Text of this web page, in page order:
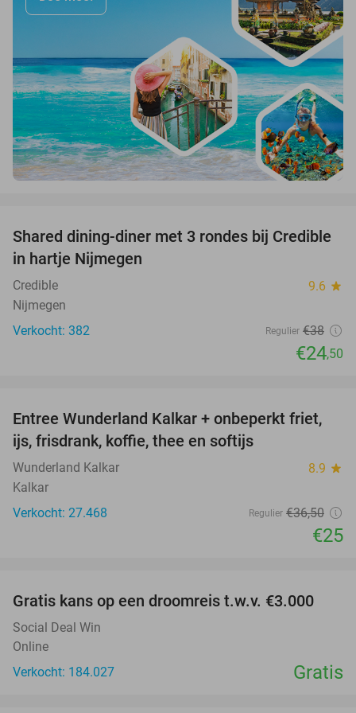
36%
Shared dining-diner met 3 rondes bij Credible
in hartje Nijmegen
Credible 9.6 star
Nijmegen
Verkocht: 382
Regulier €38
€24,50
32%
Entree Wunderland Kalkar + onbeperkt friet,
ijs, frisdrank, koffie, thee en softijs
Wunderland Kalkar 8.9 star
Kalkar
Verkocht: 27.468
Regulier €36,50
€25
Gratis kans op een droomreis t.w.v. €3.000
Social Deal Win
Online
Verkocht: 184.027
Gratis